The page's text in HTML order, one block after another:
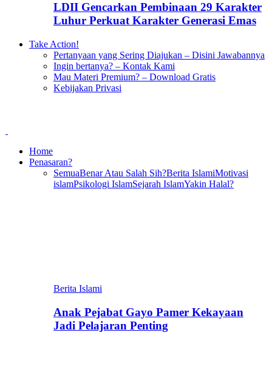
LDII Gencarkan Pembinaan 29 Karakter
Luhur Perkuat Karakter Generasi Emas
Take Action!
Pertanyaan yang Sering Diajukan – Disini Jawabannya
Ingin bertanya? – Kontak Kami
Mau Materi Premium? – Download Gratis
Kebijakan Privasi
Home
Penasaran?
SemuaBenar Atau Salah Sih?Berita IslamiMotivasi
islamPsikologi IslamSejarah IslamYakin Halal?
Berita Islami
Anak Pejabat Gayo Pamer Kekayaan
Jadi Pelajaran Penting